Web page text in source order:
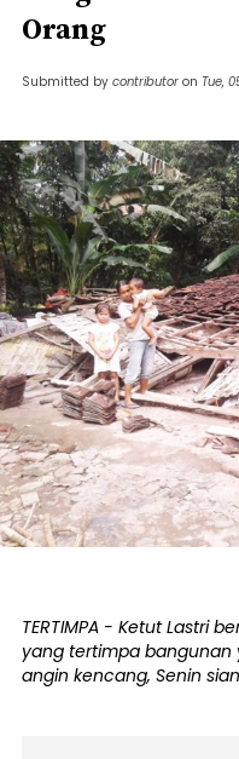
Orang
Submitted by contributor on Tue,
TERTIMPA - Ketut Lastri
yang tertimpa
angin kencang, Senin